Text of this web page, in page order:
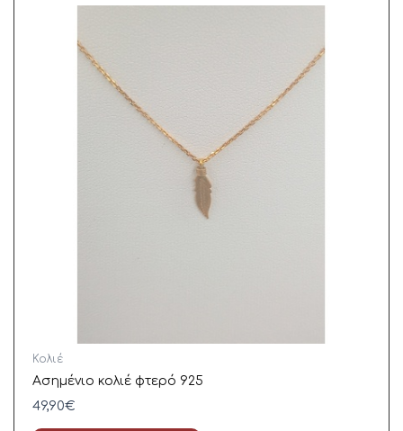
Κολιέ
Ασημένιο κολιέ φτερό 925
49,90€